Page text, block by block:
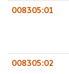
008305:01
008305:02